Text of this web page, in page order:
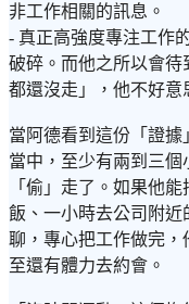
非工作相關的訊息。
- 真正高強度專注工作
破碎。而他之所以會
都還沒走」，他不好意
當阿德看到這份「證
當中，至少有兩到三
「偷」走了。如果他
飯、一小時去公司附近
聊，專心把工作做完
至還有體力去約會。